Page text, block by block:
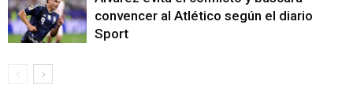
convencer al Atlético según el diario
Sport